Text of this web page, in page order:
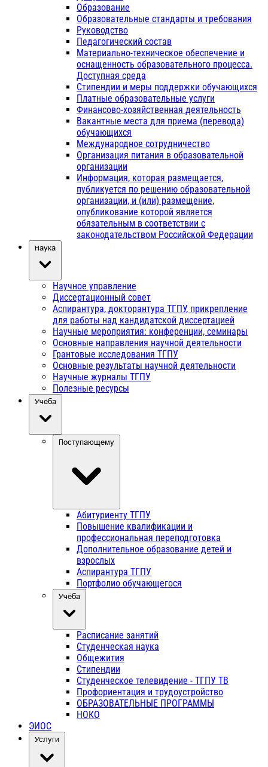
Образование
Образовательные стандарты и требования
Руководство
Педагогический состав
Материально-техническое обеспечение и
оснащенность образовательного процесса.
Доступная среда
Стипендии и меры поддержки обучающихся
Платные образовательные услуги
Финансово-хозяйственная деятельность
Вакантные места для приема (перевода)
обучающихся
Международное сотрудничество
Организация питания в образовательной
организации
Информация, которая размещается,
публикуется по решению образовательной
организации, и (или) размещение,
опубликование которой является
обязательным в соответствии с
законодательством Российской Федерации
Наука
Научное управление
Диссертационный совет
Аспирантура, докторантура ТГПУ, прикрепление
для работы над кандидатской диссертацией
Научные мероприятия: конференции, семинары
Основные направления научной деятельности
Грантовые исследования ТГПУ
Основные результаты научной деятельности
Научные журналы ТГПУ
Полезные ресурсы
Учёба
Поступающему
Абитуриенту ТГПУ
Повышение квалификации и
профессиональная переподготовка
Дополнительное образование детей и
взрослых
Аспирантура ТГПУ
Портфолио обучающегося
Учёба
Расписание занятий
Студенческая наука
Общежития
Стипендии
Студенческое телевидение - ТГПУ ТВ
Профориентация и трудоустройство
ОБРАЗОВАТЕЛЬНЫЕ ПРОГРАММЫ
НОКО
ЭИОС
Услуги